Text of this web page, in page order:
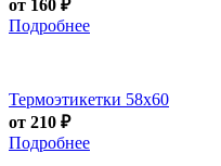
от 160 ₽
Подробнее
Термоэтикетки 58х60
от 210 ₽
Подробнее